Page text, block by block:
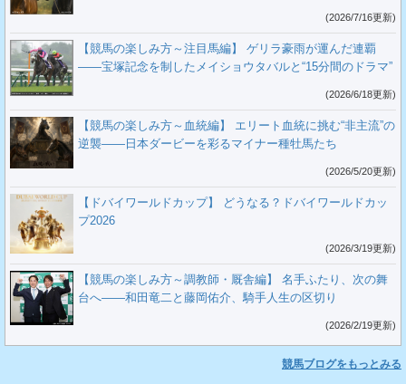
(2026/7/16更新)
【競馬の楽しみ方～注目馬編】 ゲリラ豪雨が運んだ連覇
――宝塚記念を制したメイショウタバルと“15分間のドラマ”
(2026/6/18更新)
【競馬の楽しみ方～血統編】 エリート血統に挑む“非主流”の
逆襲――日本ダービーを彩るマイナー種牡馬たち
(2026/5/20更新)
【ドバイワールドカップ】 どうなる？ドバイワールドカッ
プ2026
(2026/3/19更新)
【競馬の楽しみ方～調教師・厩舎編】 名手ふたり、次の舞
台へ――和田竜二と藤岡佑介、騎手人生の区切り
(2026/2/19更新)
競馬ブログをもっとみる